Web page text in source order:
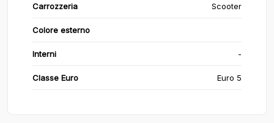
Carrozzeria Scooter
Colore esterno
Interni -
Classe Euro Euro 5